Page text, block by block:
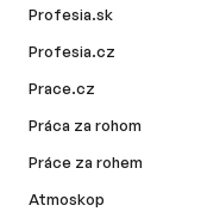
Profesia.sk
Profesia.cz
Prace.cz
Práca za rohom
Práce za rohem
Atmoskop